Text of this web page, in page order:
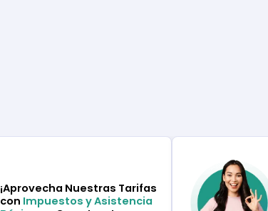
¡Aprovecha Nuestras Tarifas
con Impuestos y Asistencia